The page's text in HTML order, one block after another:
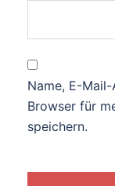
Name, E-
Browser für
speichern.